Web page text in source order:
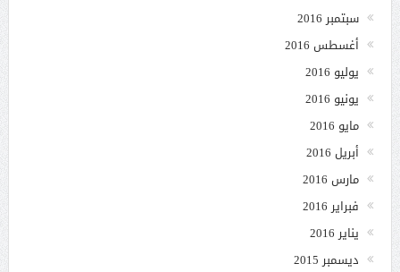
سبتمبر 2016
أغسطس 2016
يوليو 2016
يونيو 2016
مايو 2016
أبريل 2016
مارس 2016
فبراير 2016
يناير 2016
ديسمبر 2015